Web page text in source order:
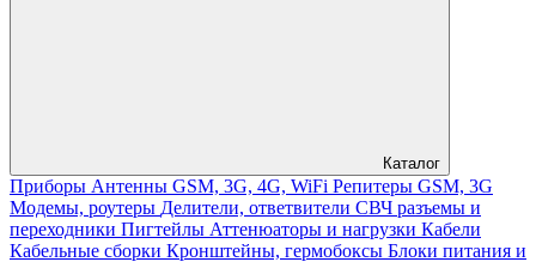
Каталог
Приборы Антенны GSM, 3G, 4G, WiFi Репитеры GSM, 3G
Модемы, роутеры Делители, ответвители СВЧ разъемы и
переходники Пигтейлы Аттенюаторы и нагрузки Кабели
Кабельные сборки Кронштейны, гермобоксы Блоки питания и